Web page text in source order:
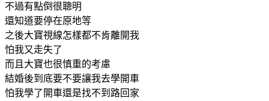
不過有點倒很聰明
還知道要停在原地等
之後大寶視線怎樣都不肯離開我
怕我又走失了
而且大寶也很慎重的考慮
結婚後到底要不要讓我去學開車
怕我學了開車還是找不到路回家